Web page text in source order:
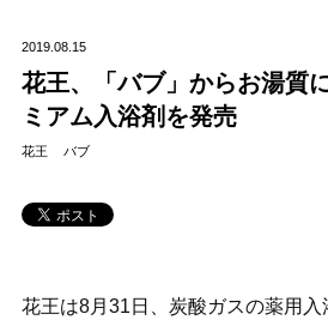
2019.08.15
花王、「バブ」からお湯質
ミアム入浴剤を発売
花王 バブ
花王は8月31日、炭酸ガスの薬用